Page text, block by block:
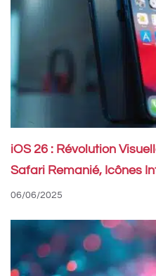
iOS 26 : Révolution
Safari Remanié, Icônes
06/06/2025